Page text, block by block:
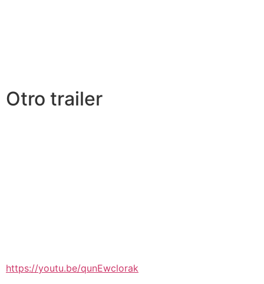
Otro trailer
https://youtu.be/qunEwclorak